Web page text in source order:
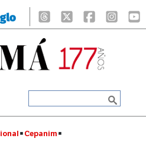
Cepanim